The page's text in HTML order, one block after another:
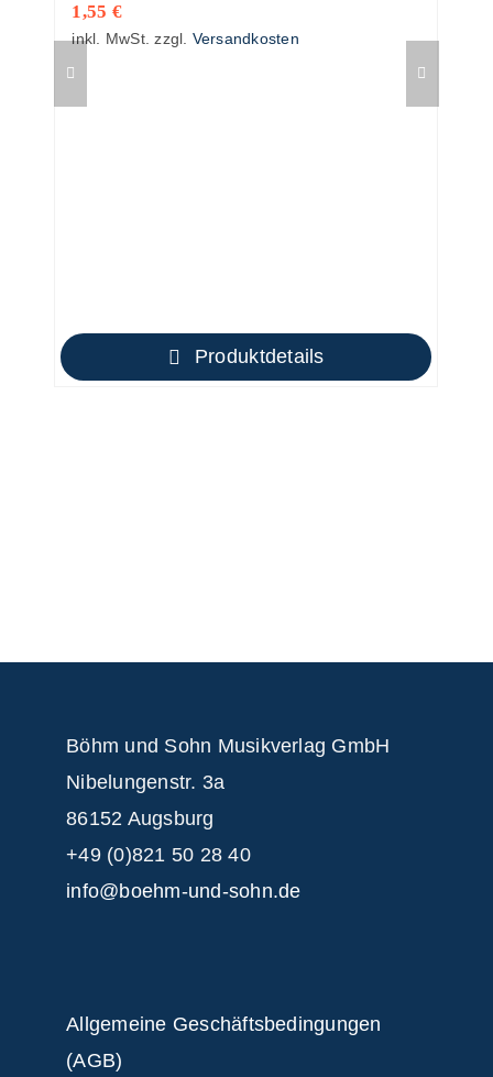
1,55 €
inkl. MwSt. zzgl. Versandkosten
Produktdetails
Böhm und Sohn Musikverlag GmbH
Nibelungenstr. 3a
86152 Augsburg
+49 (0)821 50 28 40
info@boehm-und-sohn.de
Allgemeine Geschäftsbedingungen
(AGB)